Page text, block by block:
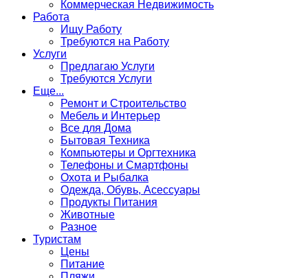
Коммерческая Недвижимость
Работа
Ищу Работу
Требуются на Работу
Услуги
Предлагаю Услуги
Требуются Услуги
Еще...
Ремонт и Строительство
Мебель и Интерьер
Все для Дома
Бытовая Техника
Компьютеры и Оргтехника
Телефоны и Смартфоны
Охота и Рыбалка
Одежда, Обувь, Асессуары
Продукты Питания
Животные
Разное
Туристам
Цены
Питание